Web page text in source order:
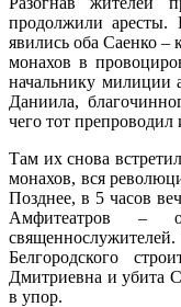
продолжили
явились оба Саенко
монахов в
начальнику милиции
Даниила,
чего тот препроводил
Там их снова
монахов, вся
Позднее, в 5 часов
Амфитеатров –
Белгородского
Дмитриевна и убита
в упор.